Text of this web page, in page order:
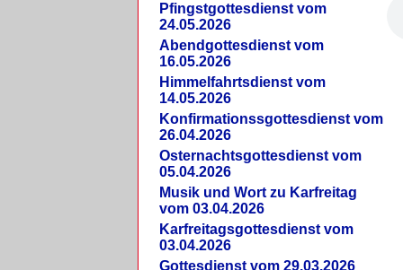
Pfingstgottesdienst vom
24.05.2026
Abendgottesdienst vom
16.05.2026
Himmelfahrtsdienst vom
14.05.2026
Konfirmationssgottesdienst vom
26.04.2026
Osternachtsgottesdienst vom
05.04.2026
Musik und Wort zu Karfreitag
vom 03.04.2026
Karfreitagsgottesdienst vom
03.04.2026
Gottesdienst vom 29.03.2026